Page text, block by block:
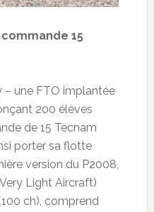
15
une FTO implantée
200 élèves
de 15 Tecnam
porter sa flotte
version du P2008,
Light Aircraft)
ch), comprend